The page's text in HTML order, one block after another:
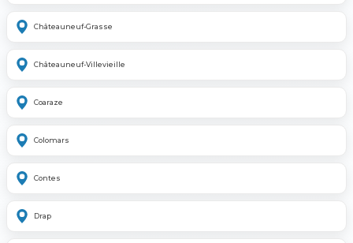
Châteauneuf-Grasse
Châteauneuf-Villevieille
Coaraze
Colomars
Contes
Drap